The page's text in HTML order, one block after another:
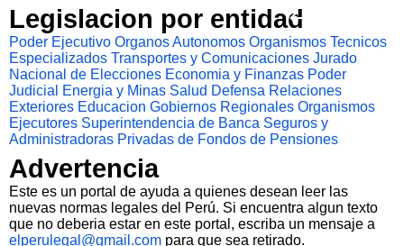
Legislacion por entidad
Poder Ejecutivo Organos Autonomos Organismos Tecnicos
Especializados Transportes y Comunicaciones Jurado
Nacional de Elecciones Economia y Finanzas Poder
Judicial
Energia y Minas Salud Defensa Relaciones
Exteriores Educacion Gobiernos Regionales Organismos
Ejecutores Superintendencia de Banca Seguros y
Administradoras Privadas de Fondos de Pensiones
Advertencia
Este es un portal de ayuda a quienes desean leer las
nuevas normas legales del Perú. Si encuentra algun texto
que no deberia estar en este portal, escriba un mensaje a
elperulegal@gmail.com para que sea retirado.